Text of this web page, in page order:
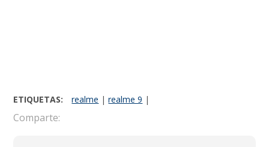
ETIQUETAS: realme |realme 9 |
Comparte: